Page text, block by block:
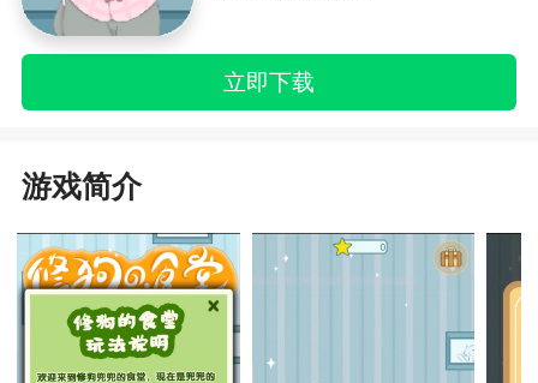
立即下载
游戏简介